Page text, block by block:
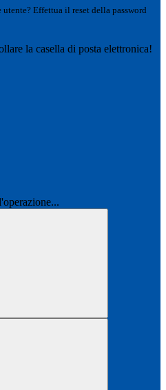
Effettua il reset della password
la casella di posta elettronica!